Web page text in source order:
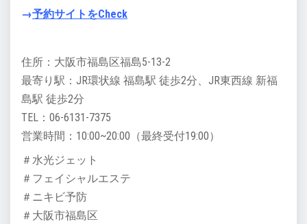
→予約サイトをCheck
住所：大阪市福島区福島5-13-2
最寄り駅：JR環状線 福島駅 徒歩2分、JR東西線 新福
島駅 徒歩2分
TEL：06-6131-7375
営業時間：10:00~20:00（最終受付19:00）
＃水光ジェット
＃フェイシャルエステ
＃ニキビ予防
＃大阪市福島区